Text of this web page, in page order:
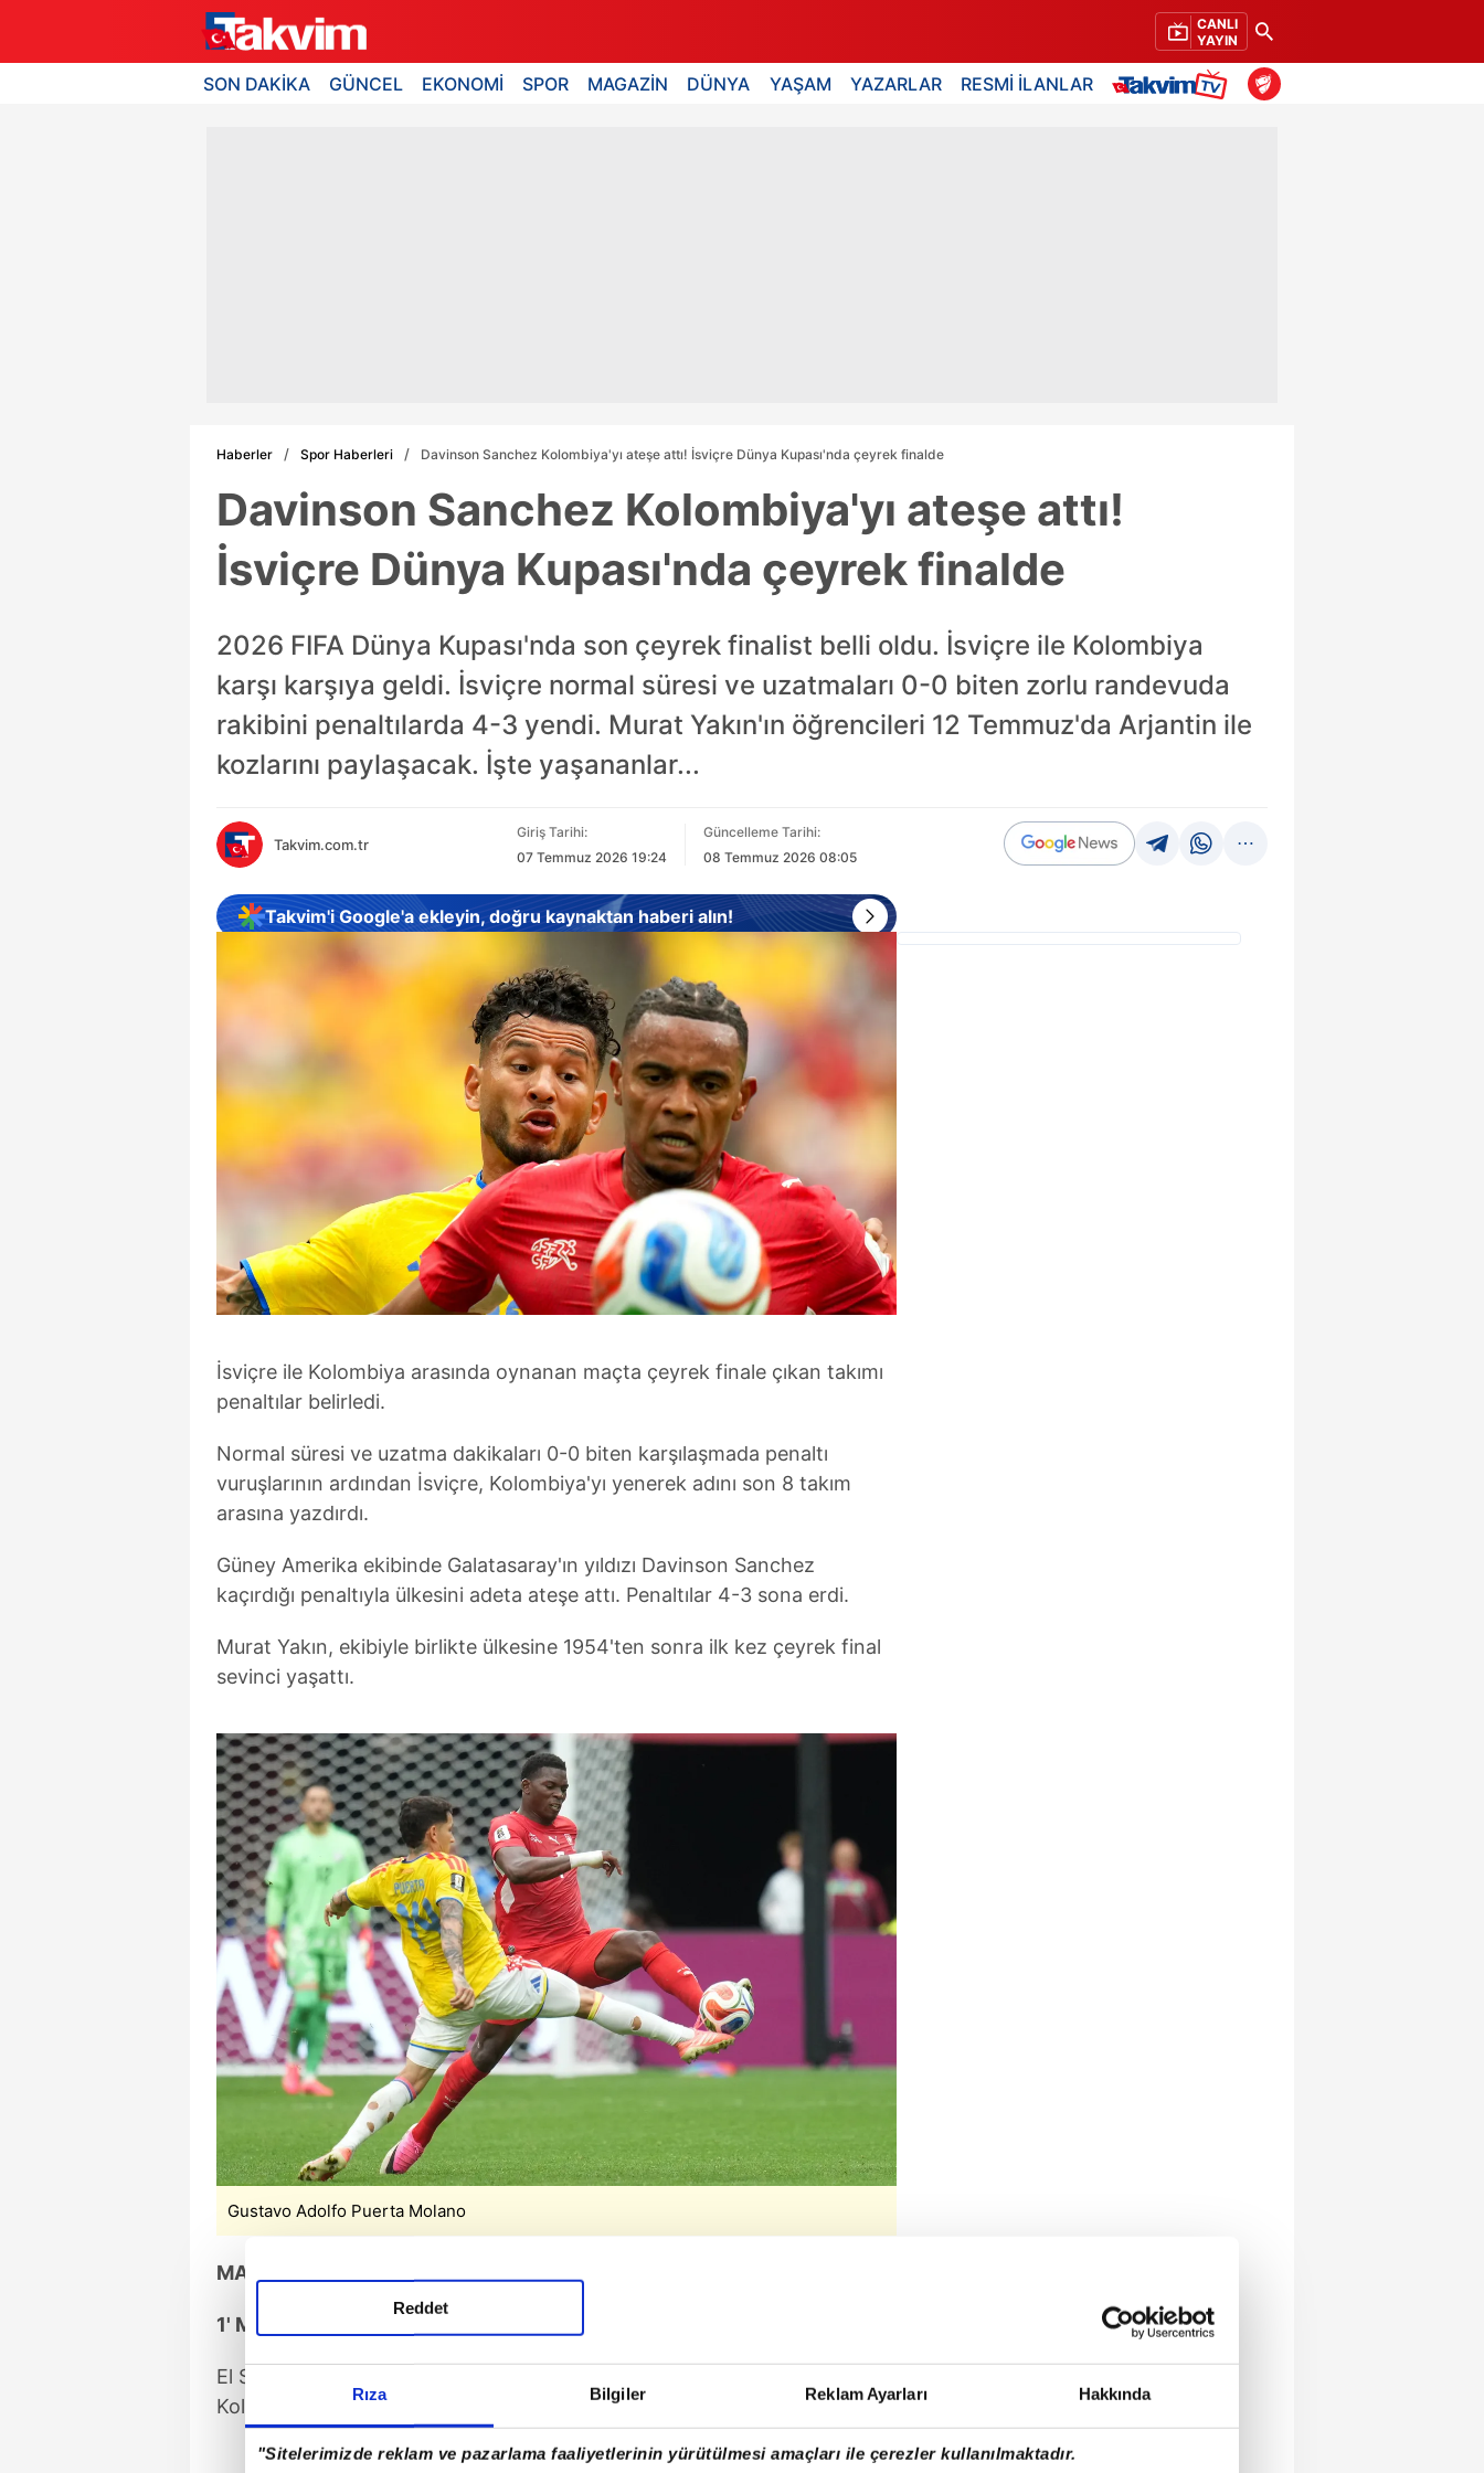
Rıza Bilgiler Reklam Ayarları Hakkında
"Sitelerimizde reklam ve pazarlama faaliyetlerinin yürütülmesi amaçları ile çerezler kullanılmaktadır.
Reddet
CANLI
YAYIN
SON DAKİKA GÜNCEL EKONOMİ SPOR MAGAZİN DÜNYA YAŞAM YAZARLAR RESMİ İLANLAR
Haberler Spor Haberleri Davinson Sanchez Kolombiya'yı ateşe attı! İsviçre Dünya Kupası'nda çeyrek finalde
Davinson Sanchez Kolombiya'yı ateşe attı!
İsviçre Dünya Kupası'nda çeyrek finalde
2026 FIFA Dünya Kupası'nda son çeyrek finalist belli oldu. İsviçre ile Kolombiya
karşı karşıya geldi. İsviçre normal süresi ve uzatmaları 0-0 biten zorlu randevuda
rakibini penaltılarda 4-3 yendi. Murat Yakın'ın öğrencileri 12 Temmuz'da Arjantin ile
kozlarını paylaşacak. İşte yaşananlar...
Takvim.com.tr
Giriş Tarihi:
07 Temmuz 2026 19:24
Güncelleme Tarihi:
08 Temmuz 2026 08:05
Takvim'i Google'a ekleyin, doğru kaynaktan haberi alın!
İsviçre ile Kolombiya arasında oynanan maçta çeyrek finale çıkan takımı
penaltılar belirledi.
Normal süresi ve uzatma dakikaları 0-0 biten karşılaşmada penaltı
vuruşlarının ardından İsviçre, Kolombiya'yı yenerek adını son 8 takım
arasına yazdırdı.
Güney Amerika ekibinde Galatasaray'ın yıldızı Davinson Sanchez
kaçırdığı penaltıyla ülkesini adeta ateşe attı. Penaltılar 4-3 sona erdi.
Murat Yakın, ekibiyle birlikte ülkesine 1954'ten sonra ilk kez çeyrek final
sevinci yaşattı.
Gustavo Adolfo Puerta Molano
MAÇTAN DAKİKALAR
1' Maç başladı
El Salvadorlu hakem Iván Barton ilk düdüğünü çaldı ve İsviçre -
Kolombiya karşılaşması Vancouver'da başladı.